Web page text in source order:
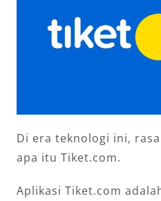
Di era teknologi ini,
apa itu Tiket.com.
Aplikasi Tiket.com